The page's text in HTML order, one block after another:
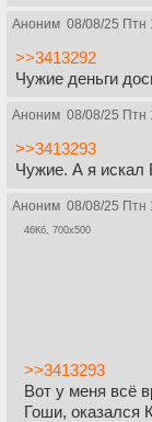
Аноним 08/08/25 Птн
>>3413292
Чужие деньги
Аноним 08/08/25 Птн
>>3413293
Чужие. А я искал
Аноним 08/08/25 Птн
46Кб, 700x500
>>3413293
Вот у меня всё
Гоши, оказался